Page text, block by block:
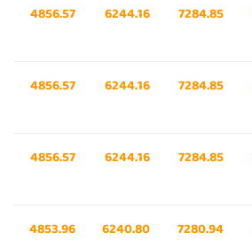
7284.85
6244.16
4856.57
7284.85
6244.16
4856.57
7284.85
6244.16
4856.57
7280.94
6240.80
4853.96